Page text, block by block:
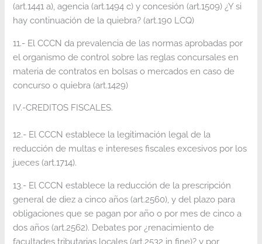
(art.1441 a), agencia (art.1494 c) y concesión (art.1509) ¿Y si
hay continuación de la quiebra? (art.190 LCQ)
11.- El CCCN da prevalencia de las normas aprobadas por
el organismo de control sobre las reglas concursales en
materia de contratos en bolsas o mercados en caso de
concurso o quiebra (art.1429)
IV.-CREDITOS FISCALES.
12.- El CCCN establece la legitimación legal de la
reducción de multas e intereses fiscales excesivos por los
jueces (art.1714).
13.- El CCCN establece la reducción de la prescripción
general de diez a cinco años (art.2560), y del plazo para
obligaciones que se pagan por año o por mes de cinco a
dos años (art.2562). Debates por ¿renacimiento de
facultades tributarias locales (art.2532 in fine)? y por